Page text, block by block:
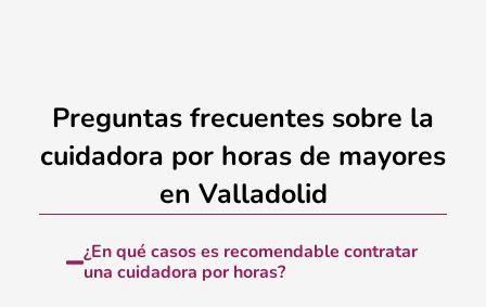
Preguntas frecuentes sobre la
cuidadora por horas de mayores
en Valladolid
¿En qué casos es recomendable contratar
una cuidadora por horas?